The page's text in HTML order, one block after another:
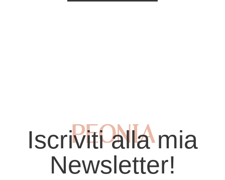
PEONIA
Iscriviti alla mia
Newsletter!